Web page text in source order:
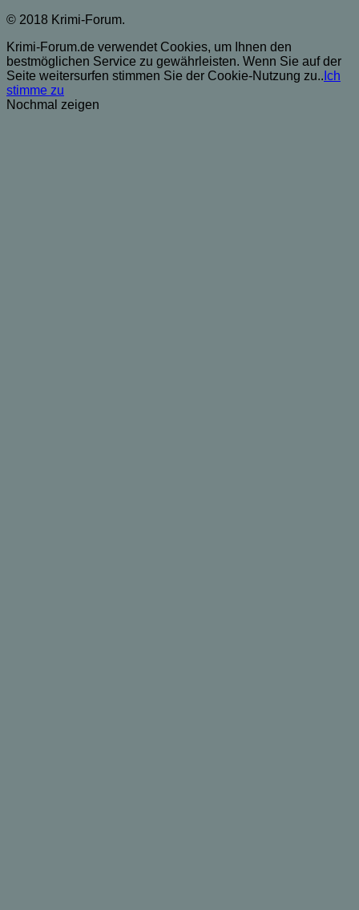
© 2018 Krimi-Forum.
Krimi-Forum.de verwendet Cookies, um Ihnen den
bestmöglichen Service zu gewährleisten. Wenn Sie auf der
Seite weitersurfen stimmen Sie der Cookie-Nutzung zu.. Ich
stimme zu
Nochmal zeigen